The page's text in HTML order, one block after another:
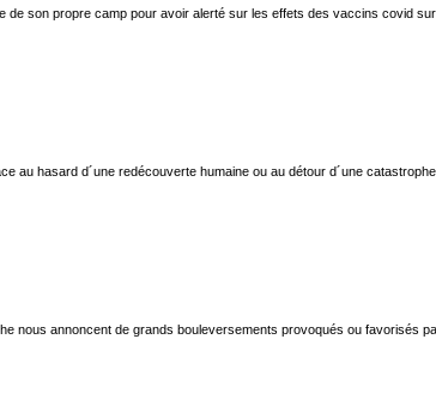
son propre camp pour avoir alerté sur les effets des vaccins covid
hasard d´une redécouverte humaine ou au détour d´une
nous annoncent de grands bouleversements provoqués ou favorisés